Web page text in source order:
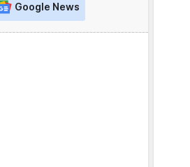
Google News